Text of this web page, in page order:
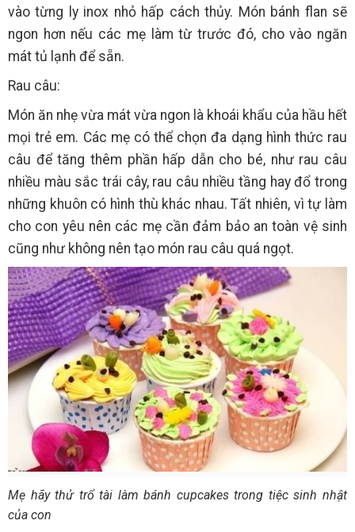
vào từng ly inox nhỏ hấp cách thủy. Món bánh flan sẽ
ngon hơn nếu các mẹ làm từ trước đó, cho vào ngăn
mát tủ lạnh để sẵn.
Rau câu:
Món ăn nhẹ vừa mát vừa ngon là khoái khẩu của hầu hết
mọi trẻ em. Các mẹ có thể chọn đa dạng hình thức rau
câu để tăng thêm phần hấp dẫn cho bé, như rau câu
nhiều màu sắc trái cây, rau câu nhiều tầng hay đổ trong
những khuôn có hình thù khác nhau. Tất nhiên, vì tự làm
cho con yêu nên các mẹ cần đảm bảo an toàn vệ sinh
cũng như không nên tạo món rau câu quá ngọt.
Mẹ hãy thử trổ tài làm bánh cupcakes trong tiệc sinh nhật
của con